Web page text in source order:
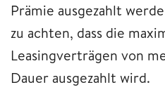
Prämie ausgezahlt
zu achten, dass die
Leasingverträgen von
Dauer ausgezahlt wird.